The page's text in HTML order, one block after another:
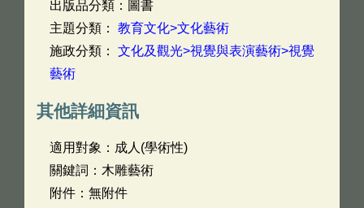
出版品分類：圖書
主題分類： 教育文化>文化藝術
施政分類： 文化及觀光>視覺與表演藝術>視覺
藝術
其他詳細資訊
適用對象：成人(學術性)
關鍵詞：木雕藝術
附件：無附件